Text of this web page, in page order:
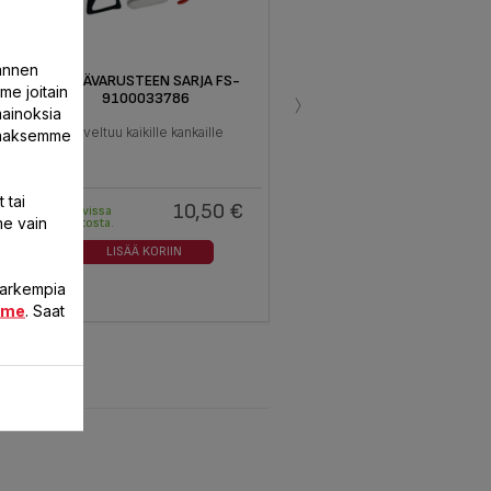
5 LISÄVARUSTEEN SARJA FS-
9100033786
Soveltuu kaikille kankaille
10,50 €
Saatavissa
varastosta.
LISÄÄ KORIIN
›
joitain
tai
vain
. Saat